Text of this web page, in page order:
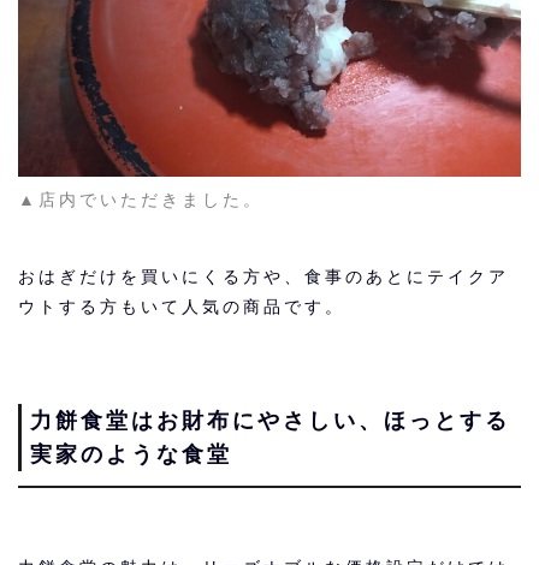
▲店内でいただきました。
おはぎだけを買いにくる方や、食事のあとにテイクア
ウトする方もいて人気の商品です。
力餅食堂はお財布にやさしい、ほっとする
実家のような食堂